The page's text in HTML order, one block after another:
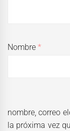
Nombre*
nombre, correo
la próxima vez